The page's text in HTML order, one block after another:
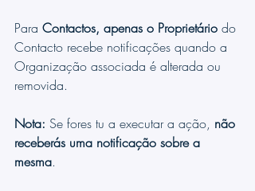
Para Contactos, apenas o Proprietário do
Contacto recebe notificações quando a
Organização associada é alterada ou
removida.
Nota: Se fores tu a executar a ação, não
receberás uma notificação sobre a
mesma.